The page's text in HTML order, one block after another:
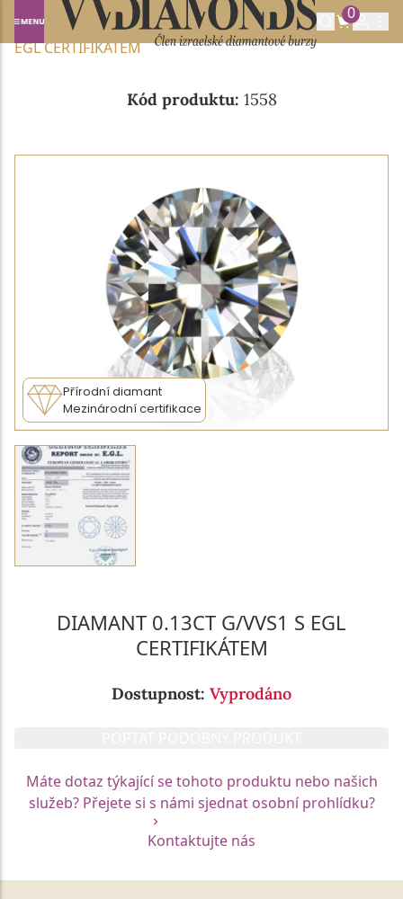
0
Domů NABÍDKA DIAMANTŮ
0.13CT G/VVS1 S
EGL CERTIFIKÁTEM
Kód produktu: 1558
Přírodní diamant
Mezinárodní certifikace
DIAMANT 0.13CT G/VVS1 S EGL
CERTIFIKÁTEM
Dostupnost: Vyprodáno
Máte dotaz týkající se tohoto produktu nebo našich
služeb? Přejete si s námi sjednat osobní prohlídku?
Kontaktujte nás